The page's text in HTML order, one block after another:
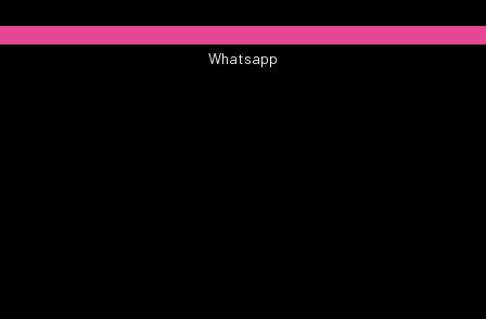
Whatsapp